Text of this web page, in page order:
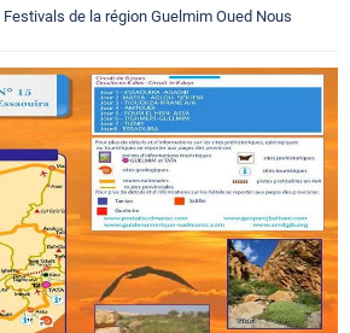
de la région Guelmim Oued Nous